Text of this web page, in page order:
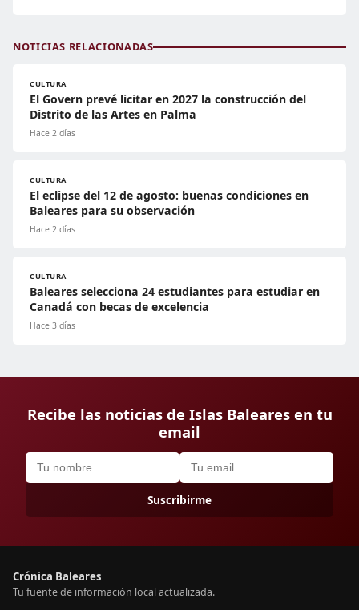
NOTICIAS RELACIONADAS
CULTURA
El Govern prevé licitar en 2027 la construcción del
Distrito de las Artes en Palma
Hace 2 días
CULTURA
El eclipse del 12 de agosto: buenas condiciones en
Baleares para su observación
Hace 2 días
CULTURA
Baleares selecciona 24 estudiantes para estudiar en
Canadá con becas de excelencia
Hace 3 días
Recibe las noticias de Islas Baleares en tu
email
Suscribirme
Crónica Baleares
Tu fuente de información local actualizada.